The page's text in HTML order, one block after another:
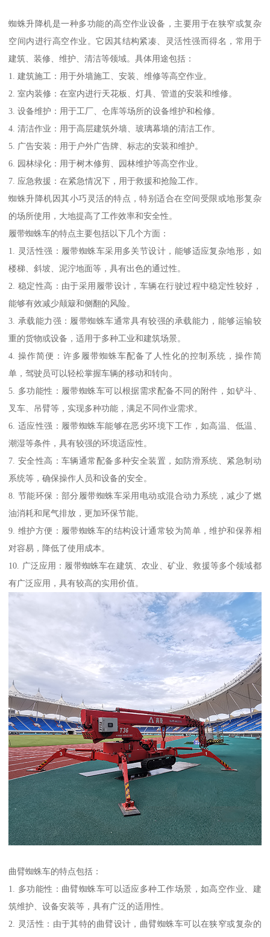
蜘蛛升降机是一种多功能的高空作业设备，主要用于在狭窄或复杂
空间内进行高空作业。它因其结构紧凑、灵活性强而得名，常用于
建筑、装修、维护、清洁等领域。具体用途包括：
1. 建筑施工：用于外墙施工、安装、维修等高空作业。
2. 室内装修：在室内进行天花板、灯具、管道的安装和维修。
3. 设备维护：用于工厂、仓库等场所的设备维护和检修。
4. 清洁作业：用于高层建筑外墙、玻璃幕墙的清洁工作。
5. 广告安装：用于户外广告牌、标志的安装和维护。
6. 园林绿化：用于树木修剪、园林维护等高空作业。
7. 应急救援：在紧急情况下，用于救援和抢险工作。
蜘蛛升降机因其小巧灵活的特点，特别适合在空间受限或地形复杂
的场所使用，大地提高了工作效率和安全性。
履带蜘蛛车的特点主要包括以下几个方面：
1. 灵活性强：履带蜘蛛车采用多关节设计，能够适应复杂地形，如
楼梯、斜坡、泥泞地面等，具有出色的通过性。
2. 稳定性高：由于采用履带设计，车辆在行驶过程中稳定性较好，
能够有效减少颠簸和侧翻的风险。
3. 承载能力强：履带蜘蛛车通常具有较强的承载能力，能够运输较
重的货物或设备，适用于多种工业和建筑场景。
4. 操作简便：许多履带蜘蛛车配备了人性化的控制系统，操作简
单，驾驶员可以轻松掌握车辆的移动和转向。
5. 多功能性：履带蜘蛛车可以根据需求配备不同的附件，如铲斗、
叉车、吊臂等，实现多种功能，满足不同作业需求。
6. 适应性强：履带蜘蛛车能够在恶劣环境下工作，如高温、低温、
潮湿等条件，具有较强的环境适应性。
7. 安全性高：车辆通常配备多种安全装置，如防滑系统、紧急制动
系统等，确保操作人员和设备的安全。
8. 节能环保：部分履带蜘蛛车采用电动或混合动力系统，减少了燃
油消耗和尾气排放，更加环保节能。
9. 维护方便：履带蜘蛛车的结构设计通常较为简单，维护和保养相
对容易，降低了使用成本。
10. 广泛应用：履带蜘蛛车在建筑、农业、矿业、救援等多个领域都
有广泛应用，具有较高的实用价值。
曲臂蜘蛛车的特点包括：
1. 多功能性：曲臂蜘蛛车可以适应多种工作场景，如高空作业、建
筑维护、设备安装等，具有广泛的适用性。
2. 灵活性：由于其特的曲臂设计，曲臂蜘蛛车可以在狭窄或复杂的